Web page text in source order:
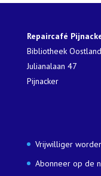
Repaircafé
Bibliotheek Oostland
Julianalaan 47
Pijnacker
Vrijwilliger
Abonneer op de